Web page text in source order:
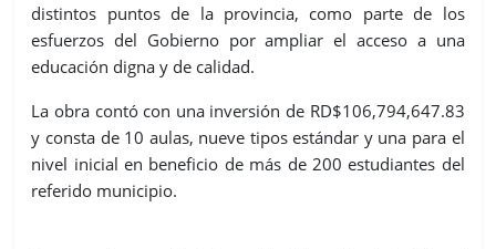
distintos puntos de la provincia, como parte de los
esfuerzos del Gobierno por ampliar el acceso a una
educación digna y de calidad.
La obra contó con una inversión de RD$106,794,647.83
y consta de 10 aulas, nueve tipos estándar y una para el
nivel inicial en beneficio de más de 200 estudiantes del
referido municipio.